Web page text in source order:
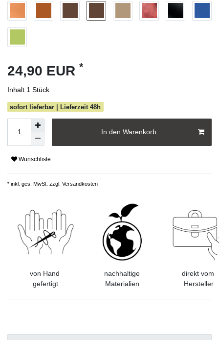
24,90 EUR *
Inhalt 1 Stück
sofort lieferbar | Lieferzeit 48h
In den Warenkorb
Wunschliste
* inkl. ges. MwSt. zzgl. Versandkosten
von Hand
gefertigt
nachhaltige
Materialien
direkt vom
Hersteller